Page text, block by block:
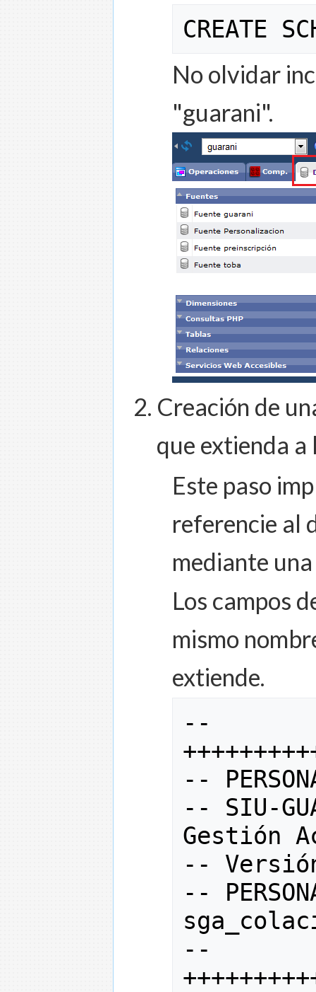
CREATE
No olvidar
"guarani".
Creación de
que extienda a
Este paso
referencie al
mediante
Los campos
mismo
extiende.
--
--
--
SIU-
Gestión
--
--
--